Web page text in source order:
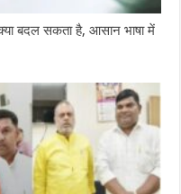
बदल सकता है, आसान भाषा में